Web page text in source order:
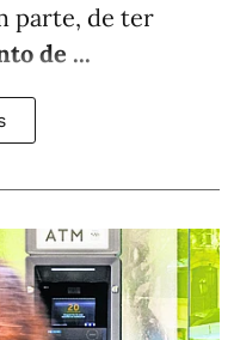
parte, de ter
de ...